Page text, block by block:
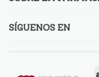
SÍGUENOS EN